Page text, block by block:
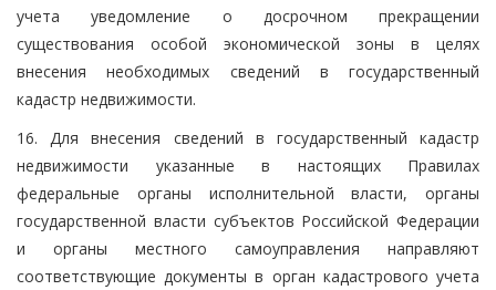
учета уведомление о досрочном прекращении
существования особой экономической зоны в целях
внесения необходимых сведений в государственный
кадастр недвижимости.
16. Для внесения сведений в государственный кадастр
недвижимости указанные в настоящих Правилах
федеральные органы исполнительной власти, органы
государственной власти субъектов Российской Федерации
и органы местного самоуправления направляют
соответствующие документы в орган кадастрового учета